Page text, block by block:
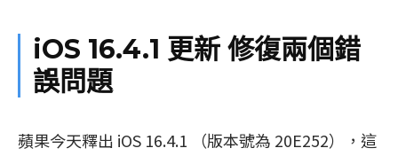
iOS 16.4.1 更新 修復兩個錯
誤問題
蘋果今天釋出 iOS 16.4.1 （版本號為 20E252）
，這